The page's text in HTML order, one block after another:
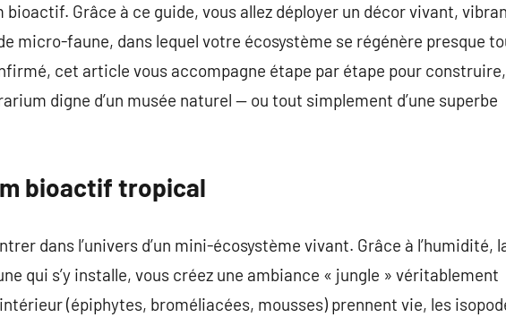
Grâce à ce guide, vous allez déployer un décor vivant,
micro-faune, dans lequel votre écosystème se régénère presque
cet article vous accompagne étape par étape pour construire,
digne d’un musée naturel — ou tout simplement d’une superbe
bioactif tropical
dans l’univers d’un mini-écosystème vivant. Grâce à l’humidité,
qui s’y installe, vous créez une ambiance « jungle » véritablement
(épiphytes, broméliacées, mousses) prennent vie, les